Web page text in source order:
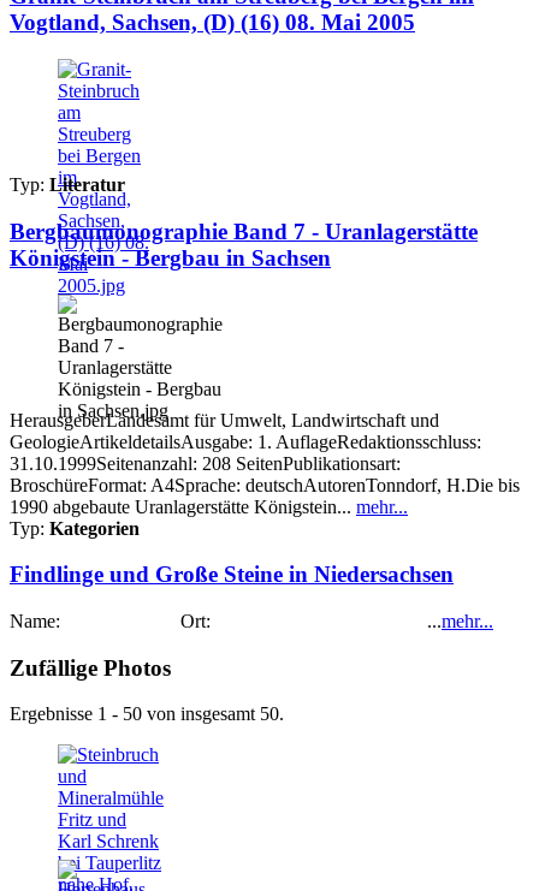
Vogtland, Sachsen, (D) (16) 08. Mai 2005
Typ: Literatur
Bergbaumonographie Band 7 - Uranlagerstätte
Königstein - Bergbau in Sachsen
HerausgeberLandesamt für Umwelt, Landwirtschaft und
GeologieArtikeldetailsAusgabe: 1. AuflageRedaktionsschluss:
31.10.1999Seitenanzahl: 208 SeitenPublikationsart:
BroschüreFormat: A4Sprache: deutschAutorenTonndorf, H.Die bis
1990 abgebaute Uranlagerstätte Königstein... mehr...
Typ: Kategorien
Findlinge und Große Steine in Niedersachsen
Name: Ort: ...mehr...
Zufällige Photos
Ergebnisse 1 - 50 von insgesamt 50.